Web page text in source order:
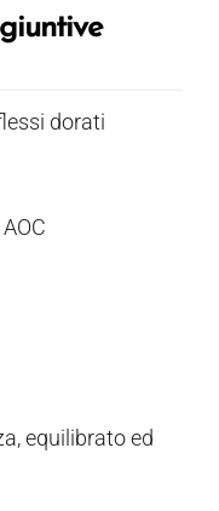
dorati
equilibrato ed